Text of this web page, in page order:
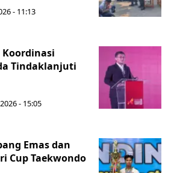
- 11:13
Koordinasi
Tindaklanjuti
- 15:05
Emas dan
Cup Taekwondo